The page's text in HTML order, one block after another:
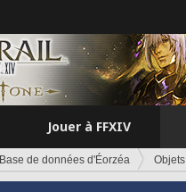
Jouer à FFXIV
Base de données d'Éorzéa Objets